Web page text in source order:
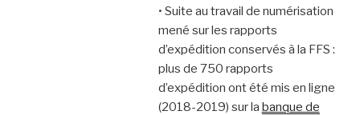
• Suite au travail de numérisation
mené sur les rapports
d’expédition conservés à la FFS :
plus de 750 rapports
d’expédition ont été mis en ligne
(2018-2019) sur la banque de